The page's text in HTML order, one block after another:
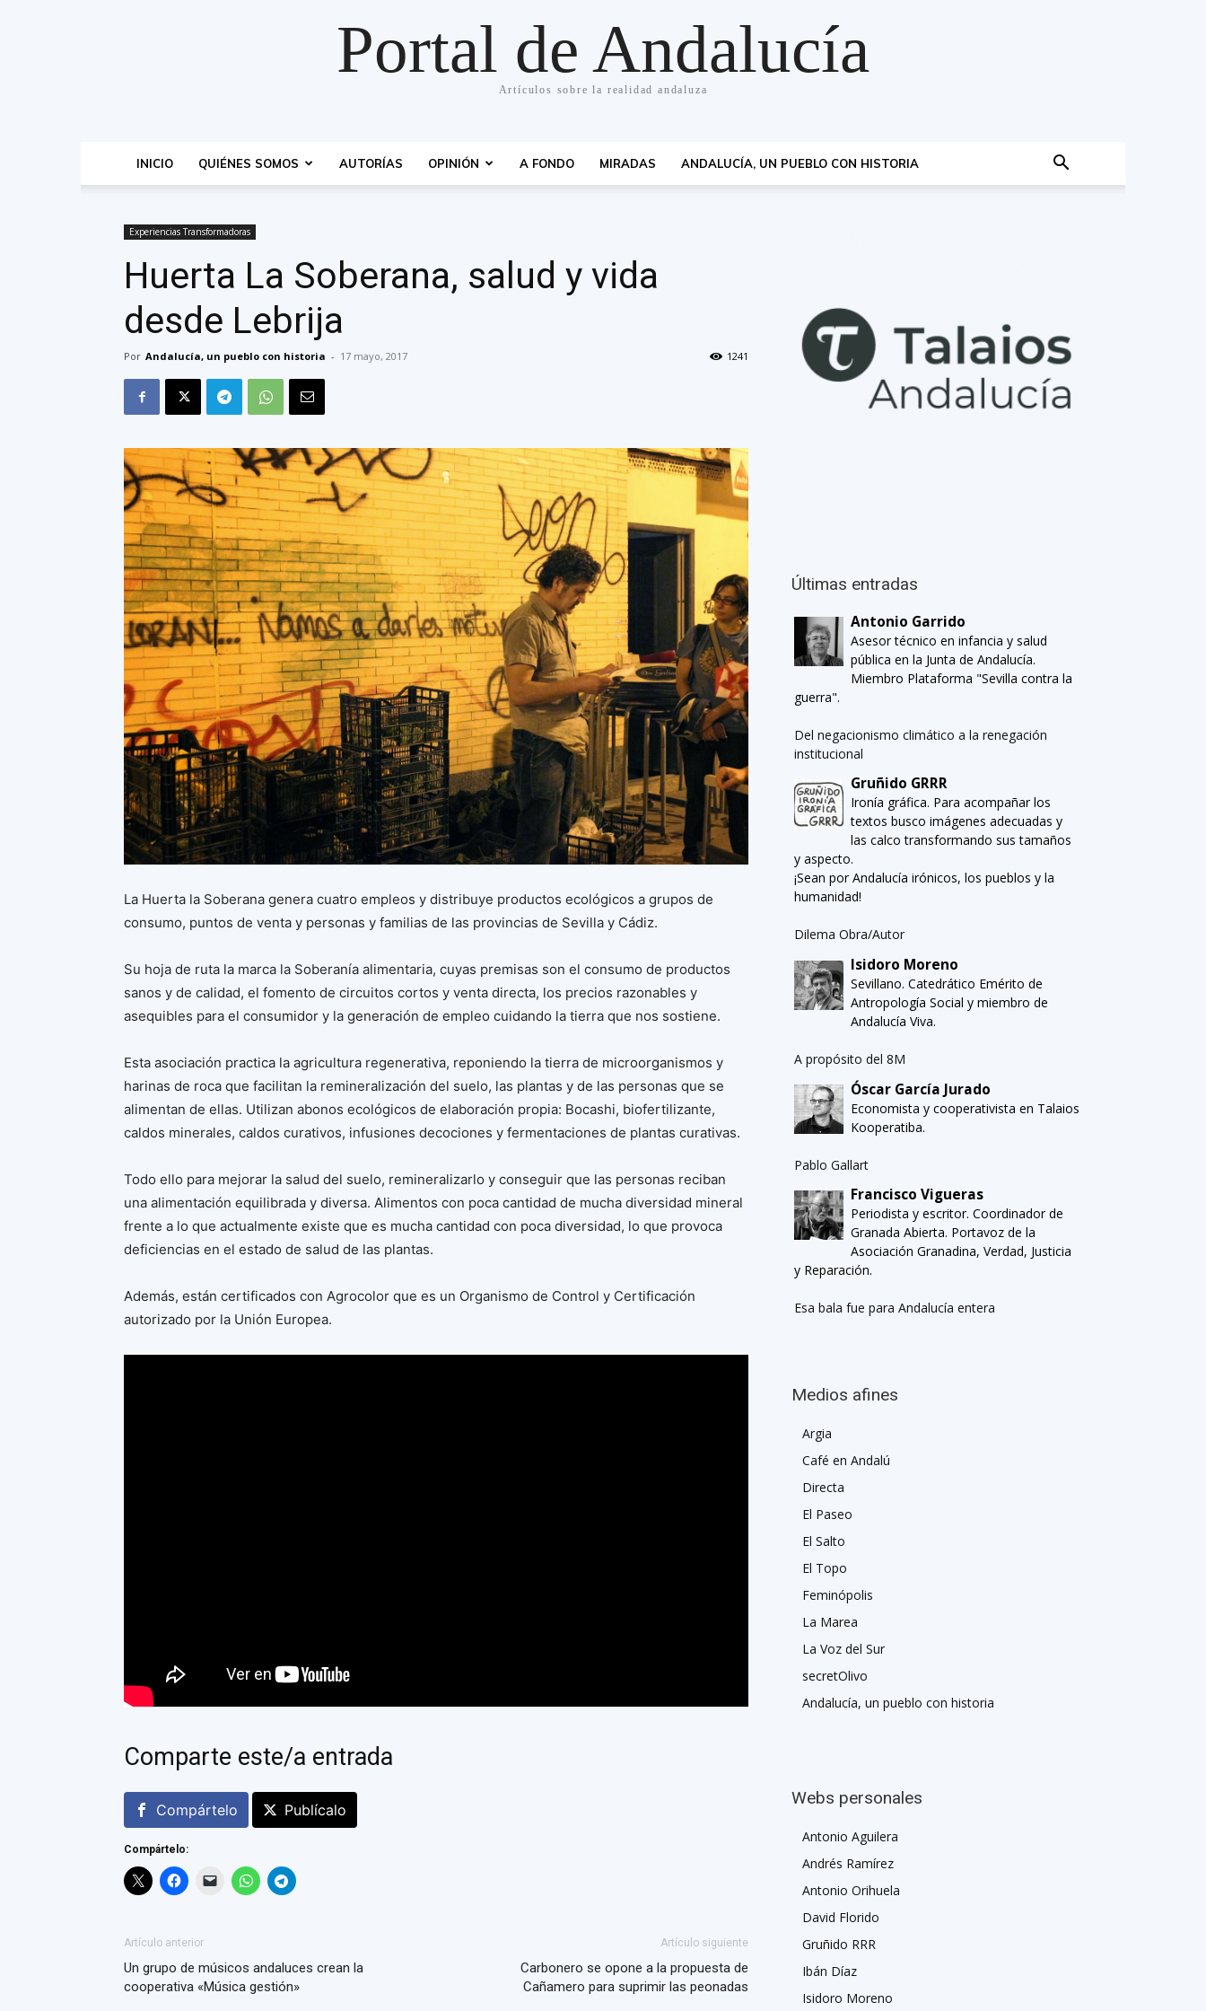
Portal de Andalucía
Artículos sobre la realidad andaluza
INICIO QUIÉNES SOMOS AUTORÍAS OPINIÓN A FONDO MIRADAS ANDALUCÍA, UN PUEBLO CON HISTORIA
Experiencias Transformadoras
Huerta La Soberana, salud y vida
desde Lebrija
Por Andalucía, un pueblo con historia - 17 mayo, 2017 1241
La Huerta la Soberana genera cuatro empleos y distribuye productos ecológicos a grupos de
consumo, puntos de venta y personas y familias de las provincias de Sevilla y Cádiz.
Su hoja de ruta la marca la Soberanía alimentaria, cuyas premisas son el consumo de productos
sanos y de calidad, el fomento de circuitos cortos y venta directa, los precios razonables y
asequibles para el consumidor y la generación de empleo cuidando la tierra que nos sostiene.
Esta asociación practica la agricultura regenerativa, reponiendo la tierra de microorganismos y
harinas de roca que facilitan la remineralización del suelo, las plantas y de las personas que se
alimentan de ellas. Utilizan abonos ecológicos de elaboración propia: Bocashi, biofertilizante,
caldos minerales, caldos curativos, infusiones decociones y fermentaciones de plantas curativas.
Todo ello para mejorar la salud del suelo, remineralizarlo y conseguir que las personas reciban
una alimentación equilibrada y diversa. Alimentos con poca cantidad de mucha diversidad mineral
frente a lo que actualmente existe que es mucha cantidad con poca diversidad, lo que provoca
deficiencias en el estado de salud de las plantas.
Además, están certificados con Agrocolor que es un Organismo de Control y Certificación
autorizado por la Unión Europea.
Comparte este/a entrada
Compártelo Publícalo
Compártelo:
Artículo anterior
Un grupo de músicos andaluces crean la
cooperativa «Música gestión»
Artículo siguiente
Carbonero se opone a la propuesta de
Cañamero para suprimir las peonadas
Últimas entradas
Antonio Garrido
Asesor técnico en infancia y salud
pública en la Junta de Andalucía.
Miembro Plataforma "Sevilla contra la
guerra".
Del negacionismo climático a la renegación
institucional
Gruñido GRRR
Ironía gráfica. Para acompañar los
textos busco imágenes adecuadas y
las calco transformando sus tamaños
y aspecto.
¡Sean por Andalucía irónicos, los pueblos y la
humanidad!
Dilema Obra/Autor
Isidoro Moreno
Sevillano. Catedrático Emérito de
Antropología Social y miembro de
Andalucía Viva.
A propósito del 8M
Óscar García Jurado
Economista y cooperativista en Talaios
Kooperatiba.
Pablo Gallart
Francisco Vigueras
Periodista y escritor. Coordinador de
Granada Abierta. Portavoz de la
Asociación Granadina, Verdad, Justicia
y Reparación.
Esa bala fue para Andalucía entera
Medios afines
Argia
Café en Andalú
Directa
El Paseo
El Salto
El Topo
Feminópolis
La Marea
La Voz del Sur
secretOlivo
Andalucía, un pueblo con historia
Webs personales
Antonio Aguilera
Andrés Ramírez
Antonio Orihuela
David Florido
Gruñido RRR
Ibán Díaz
Isidoro Moreno